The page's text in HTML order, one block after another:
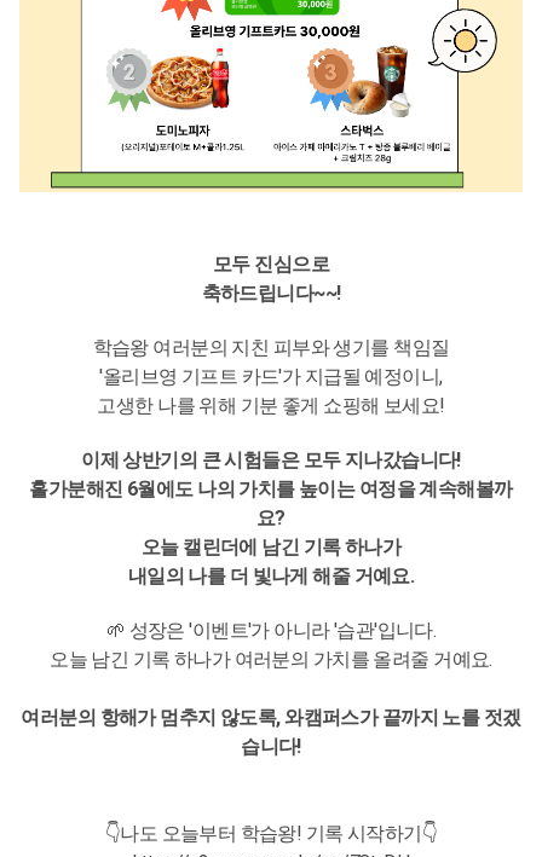
모두 진심으로
축하드립니다~~!
학습왕 여러분의 지친 피부와 생기를 책임질
'올리브영 기프트 카드'가 지급될 예정이니,
고생한 나를 위해 기분 좋게 쇼핑해 보세요!
이제 상반기의 큰 시험들은 모두 지나갔습니다!
홀가분해진 6월에도 나의 가치를 높이는 여정을 계속해볼까
요?
오늘 캘린더에 남긴 기록 하나가
내일의 나를 더 빛나게 해줄 거예요.
🌱 성장은 '이벤트'가 아니라 '습관'입니다.
오늘 남긴 기록 하나가 여러분의 가치를 올려줄 거예요.
여러분의 항해가 멈추지 않도록, 와캠퍼스가 끝까지 노를 젓겠
습니다!
👇나도 오늘부터 학습왕! 기록 시작하기👇